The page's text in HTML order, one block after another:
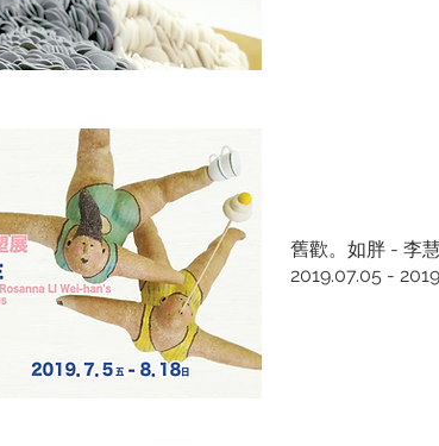
舊歡。如胖 - 李
2019.07.05 -